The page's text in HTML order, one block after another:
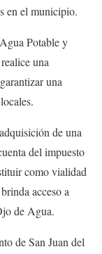
en el municipio.
Potable y
una
una
de una
del impuesto
como vialidad
acceso a
de Agua.
de San Juan del